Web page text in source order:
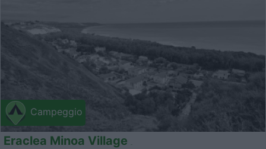
Campeggio
Eraclea Minoa Village